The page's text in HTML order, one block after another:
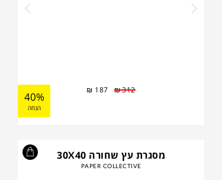
₪312
₪ 187
40%
הנחה
מסגרת עץ שחורה 30X40
PAPER COLLECTIVE